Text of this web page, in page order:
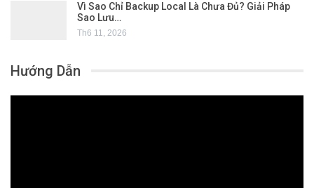
Vì Sao Chỉ Backup Local Là Chưa Đủ? Giải Pháp
Sao Lưu…
Th6 11, 2026
Hướng Dẫn